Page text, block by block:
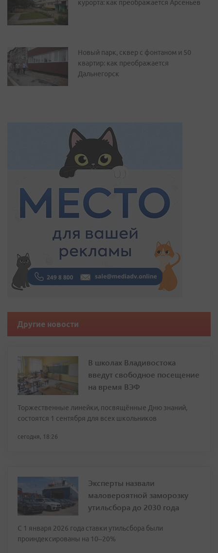
курорта: как преображается Арсеньев
Новый парк, сквер с фонтаном и 50
квартир: как преображается
Дальнегорск
Другие новости
В школах Владивостока
введут свободное посещение
на время ВЭФ
Торжественные линейки, посвящённые Дню знаний,
состоятся 1 сентября для всех школьников
сегодня, 18:26
Эксперты назвали
маловероятной заморозку
утильсбора до 2030 года
С 1 января 2026 года ставки утильсбора были
проиндексированы на 10–20%